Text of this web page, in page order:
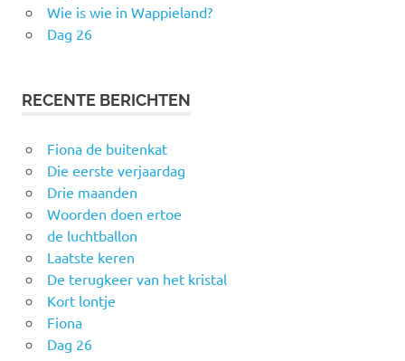
Wie is wie in Wappieland?
Dag 26
RECENTE BERICHTEN
Fiona de buitenkat
Die eerste verjaardag
Drie maanden
Woorden doen ertoe
de luchtballon
Laatste keren
De terugkeer van het kristal
Kort lontje
Fiona
Dag 26